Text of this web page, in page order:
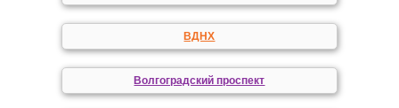
ВДНХ
Волгоградский проспект